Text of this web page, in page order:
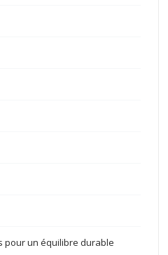
pour un équilibre durable